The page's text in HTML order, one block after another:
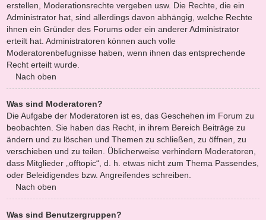
erstellen, Moderationsrechte vergeben usw. Die Rechte, die ein
Administrator hat, sind allerdings davon abhängig, welche Rechte
ihnen ein Gründer des Forums oder ein anderer Administrator
erteilt hat. Administratoren können auch volle
Moderatorenbefugnisse haben, wenn ihnen das entsprechende
Recht erteilt wurde.
Nach oben
Was sind Moderatoren?
Die Aufgabe der Moderatoren ist es, das Geschehen im Forum zu
beobachten. Sie haben das Recht, in ihrem Bereich Beiträge zu
ändern und zu löschen und Themen zu schließen, zu öffnen, zu
verschieben und zu teilen. Üblicherweise verhindern Moderatoren,
dass Mitglieder „offtopic“, d. h. etwas nicht zum Thema Passendes,
oder Beleidigendes bzw. Angreifendes schreiben.
Nach oben
Was sind Benutzergruppen?